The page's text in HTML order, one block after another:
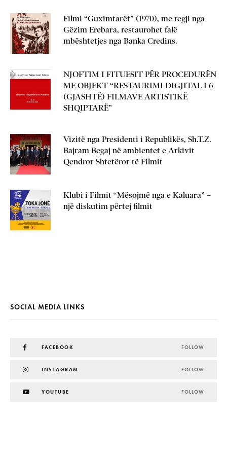
Filmi “Guximtarët” (1970), me regji nga
Gëzim Erebara, restaurohet falë
mbështetjes nga Banka Credins.
NJOFTIM I FITUESIT PËR PROCEDURËN
ME OBJEKT “RESTAURIMI DIGJITAL I 6
(GJASHTË) FILMAVE ARTISTIKË
SHQIPTARË”
Vizitë nga Presidenti i Republikës, Sh.T.Z.
Bajram Begaj në ambientet e Arkivit
Qendror Shtetëror të Filmit
Klubi i Filmit “Mësojmë nga e Kaluara” –
një diskutim përtej filmit
SOCIAL MEDIA LINKS
FACEBOOK FOLLOW
INSTAGRAM FOLLOW
YOUTUBE FOLLOW